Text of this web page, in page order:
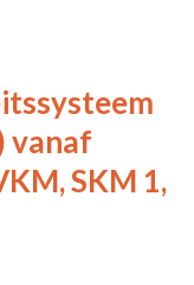
vanaf
SKM 1,